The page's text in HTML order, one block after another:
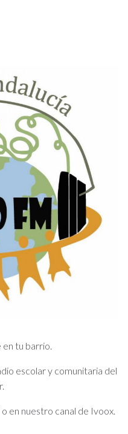
tu barrio.
escolar y comunitaria del
en nuestro canal de Ivoox.